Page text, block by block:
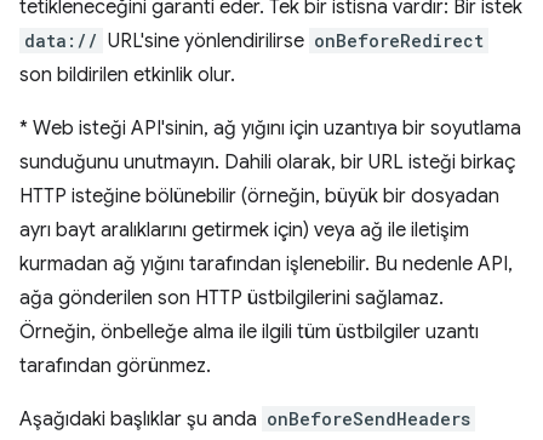
tetikleneceğini garanti eder. Tek bir istisna vardır: Bir istek
data:// URL'sine yönlendirilirse onBeforeRedirect
son bildirilen etkinlik olur.
* Web isteği API'sinin, ağ yığını için uzantıya bir soyutlama
sunduğunu unutmayın. Dahili olarak, bir URL isteği birkaç
HTTP isteğine bölünebilir (örneğin, büyük bir dosyadan
ayrı bayt aralıklarını getirmek için) veya ağ ile iletişim
kurmadan ağ yığını tarafından işlenebilir. Bu nedenle API,
ağa gönderilen son HTTP üstbilgilerini sağlamaz.
Örneğin, önbelleğe alma ile ilgili tüm üstbilgiler uzantı
tarafından görünmez.
Aşağıdaki başlıklar şu anda onBeforeSendHeaders